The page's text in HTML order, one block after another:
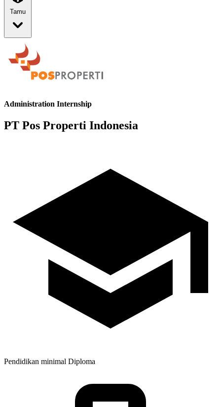
Tamu
Administration Internship
PT Pos Properti Indonesia
Pendidikan minimal Diploma